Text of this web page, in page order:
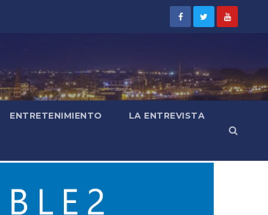
ENTRETENIMIENTO LA ENTREVISTA